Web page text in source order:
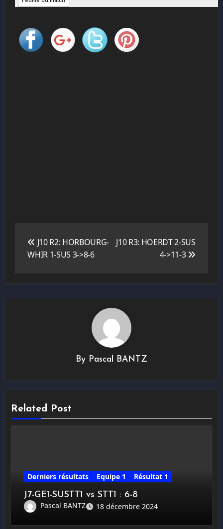
l’article
J10 R2: HORBOURG-
WHIR 1-SUS 3->8-6
J10 R3: HOERDT 2-SUS
4->11-3
By Pascal BANTZ
Related Post
Derniers résultats Equipe 1
Résultat 1
J7-GE1-SUSTT1 vs STT1 : 6-8
Pascal BANTZ
18 décembre 2024